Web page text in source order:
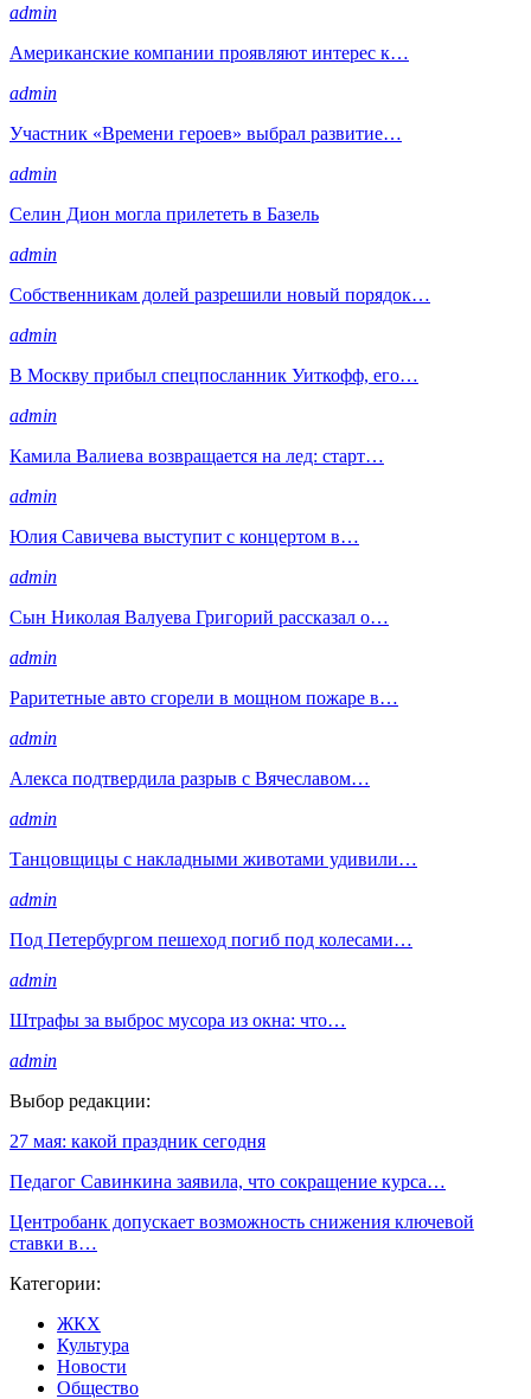
admin
Американские компании проявляют интерес к…
admin
Участник «Времени героев» выбрал развитие…
admin
Селин Дион могла прилететь в Базель
admin
Собственникам долей разрешили новый порядок…
admin
В Москву прибыл спецпосланник Уиткофф, его…
admin
Камила Валиева возвращается на лед: старт…
admin
Юлия Савичева выступит с концертом в…
admin
Сын Николая Валуева Григорий рассказал о…
admin
Раритетные авто сгорели в мощном пожаре в…
admin
Алекса подтвердила разрыв с Вячеславом…
admin
Танцовщицы с накладными животами удивили…
admin
Под Петербургом пешеход погиб под колесами…
admin
Штрафы за выброс мусора из окна: что…
admin
Выбор редакции:
27 мая: какой праздник сегодня
Педагог Савинкина заявила, что сокращение курса…
Центробанк допускает возможность снижения ключевой
ставки в…
Категории:
ЖКХ
Культура
Новости
Общество